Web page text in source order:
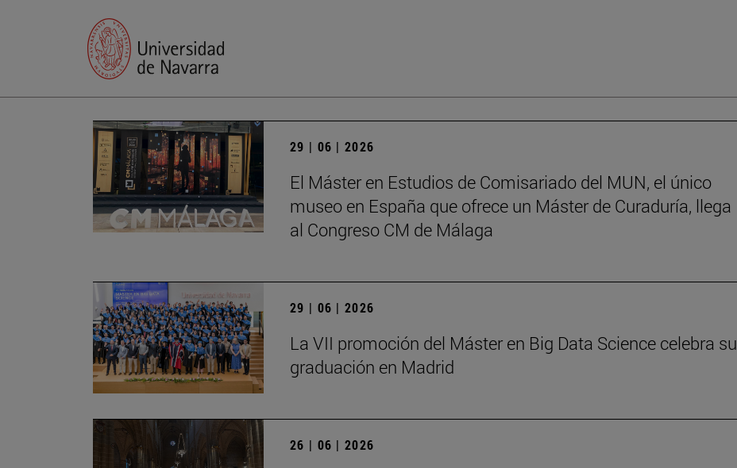
29 | 06 | 2026
El Máster en Estudios de Comisariado del MUN, el único
museo en España que ofrece un Máster de Curaduría, llega
al Congreso CM de Málaga
29 | 06 | 2026
La VII promoción del Máster en Big Data Science celebra su
graduación en Madrid
26 | 06 | 2026